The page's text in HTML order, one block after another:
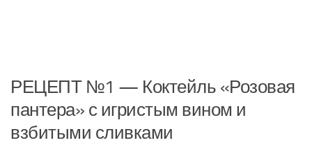
РЕЦЕПТ №1 — Коктейль «Розовая
пантера» с игристым вином и
взбитыми сливками